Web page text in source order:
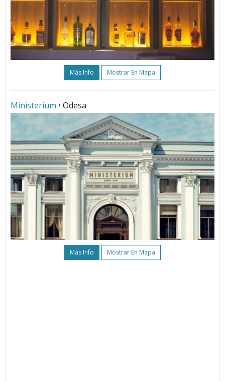
Más Info Mostrar En Mapa
Ministerium • Odesa
Más Info Mostrar En Mapa